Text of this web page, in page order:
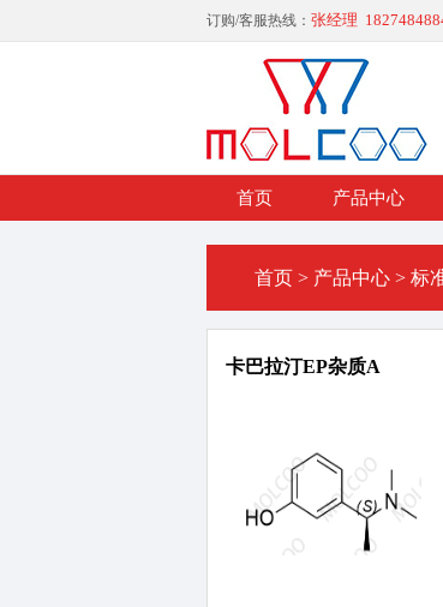
订购/客服热线： 张经理
首页 产品中心
首页 > 产品中心 > 标
卡巴拉汀EP杂质A